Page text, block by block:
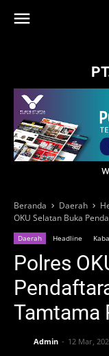
Beranda Daerah
OKU Selatan Buka
Daerah Headline
Polres
Tamtama
Admin 12 Mar,